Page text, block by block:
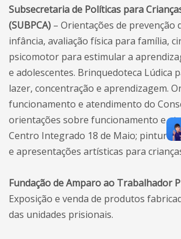
Subsecretaria de Políticas para
(SUBPCA) – Orientações de prevenção
infância, avaliação física para família,
psicomotor para estimular a
e adolescentes. Brinquedoteca Lúdica
lazer, concentração e aprendizagem.
funcionamento e atendimento do
orientações sobre funcionamento e
Centro Integrado 18 de Maio; pintura
e apresentações artísticas para
Fundação de Amparo ao Trabalhador
Exposição e venda de produtos
das unidades prisionais.